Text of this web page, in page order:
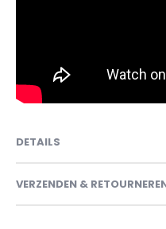
DETAILS
VERZENDEN &